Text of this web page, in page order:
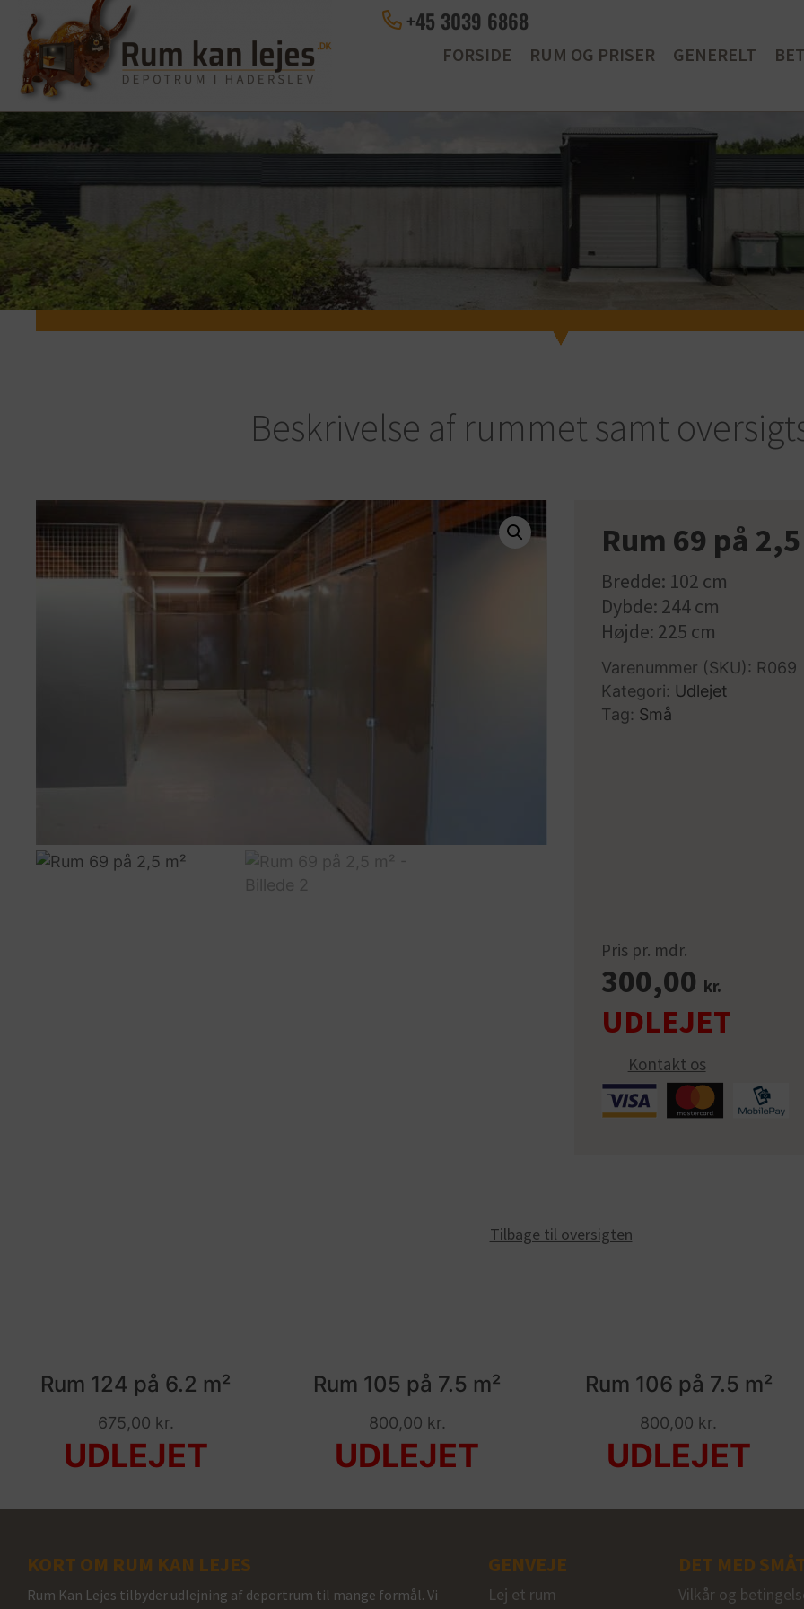
+45 3039 6868
FORSIDE RUM OG PRISER GENERELT
Beskrivelse af rummet samt
Rum 69 på
Bredde: 102 cm
Dybde: 244 cm
Højde: 225 cm
Varenummer (SKU): R069
Kategori: Udlejet
Tag: Små
Pris pr. mdr.
300,00 kr.
Kontakt os
Tilbage til oversigten
Rum 124 på 6.2 m²
675,00 kr.
Rum 105 på 7.5 m²
800,00 kr.
Rum 106 på 7.5 m²
800,00 kr.
KORT OM RUM KAN LEJES
Rum Kan Lejes tilbyder udlejning af deportrum til mange formål. Vi
GENVEJE
Lej et rum
DET MED
Vilkår og